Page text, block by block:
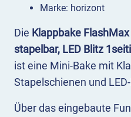
Die Klappbake
stapelbar, LED Blitz
ist eine Mini-Bake mit
Stapelschienen und
Über das eingebaute
Marke: horizont